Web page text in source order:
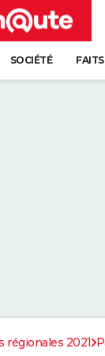
SOCIÉTÉ
régionales 2021